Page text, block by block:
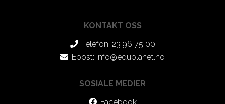
KONTAKT OSS
Telefon: 23 96 75 00
Epost: info@eduplanet.no
SOSIALE MEDIER